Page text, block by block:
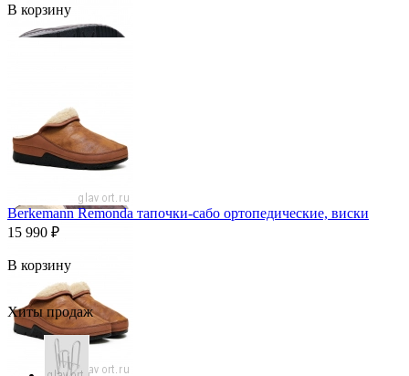
В корзину
Berkemann Remonda тапочки-сабо ортопедические, виски
15 990 ₽
В корзину
Хиты продаж